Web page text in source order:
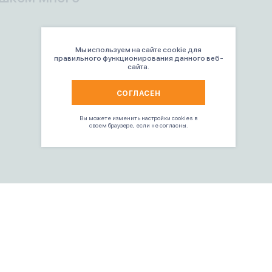
Мы используем на сайте cookie для
правильного функционирования данного веб-
сайта.
СОГЛАСЕН
Вы можете изменить настройки cookies в
своем браузере, если не согласны.